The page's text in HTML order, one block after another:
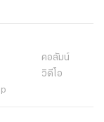
คอลัมน์
วิดีโอ